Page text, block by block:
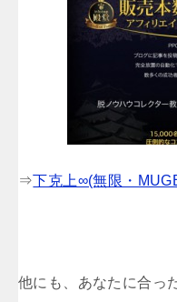
⇒下克上∞(無限・
他にも、あなたに合っ